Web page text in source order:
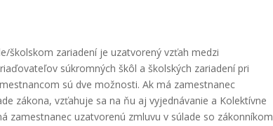
školskom zariadení je uzatvorený vzťah medzi
súkromných škôl a školských zariadení pri
sú dve možnosti. Ak má zamestnanec
zákona, vzťahuje sa na ňu aj vyjednávanie a Kolektívne
zamestnanec uzatvorenú zmluvu v súlade so zákonníkom